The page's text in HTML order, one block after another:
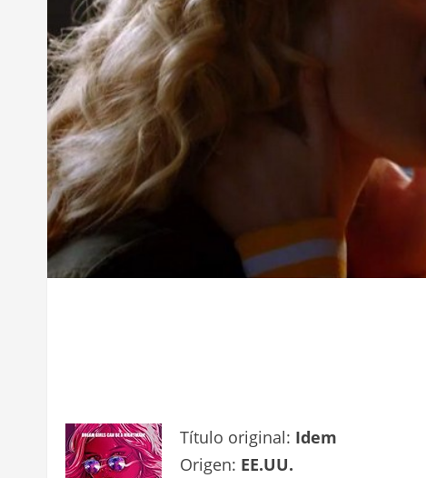
Título original: Idem
Origen: EE.UU.